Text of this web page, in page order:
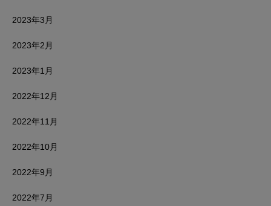
2023年3月
2023年2月
2023年1月
2022年12月
2022年11月
2022年10月
2022年9月
2022年7月